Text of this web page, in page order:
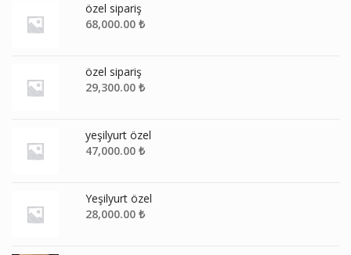
özel sipariş
68,000.00 ₺
özel sipariş
29,300.00 ₺
yeşilyurt özel
47,000.00 ₺
Yeşilyurt özel
28,000.00 ₺